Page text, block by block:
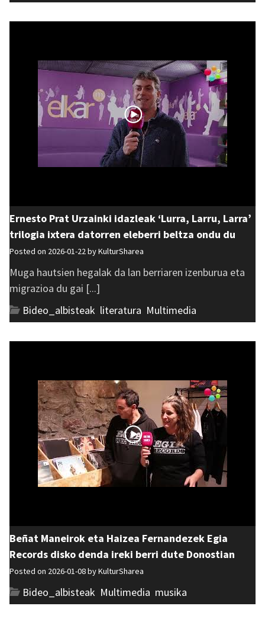
Ernesto Prat Urzainki idazleak ‘Lurra, Larru, Larra’
trilogia ixtera datorren eleberri beltza ondu du
Posted on 2026-01-22 byKulturSharea
Muga hautsien hegalak da lan berriaren izenburua eta
migrazioa du gai [...]
Bideo_albisteak literatura Multimedia
Beñat Maneirok eta Haizea Fernandezek Egia
Records disko denda ireki berri dute Donostian
Posted on 2026-01-08 byKulturSharea
Bideo_albisteak Multimedia musika